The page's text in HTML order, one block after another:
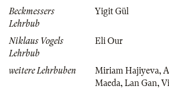
Beckmessers
Lehrbub
Yigit Gül
Niklaus Vogels
Lehrbub
Eli Our
weitere Lehrbuben Miriam Hajiyeva,
Maeda,Lan Gan,